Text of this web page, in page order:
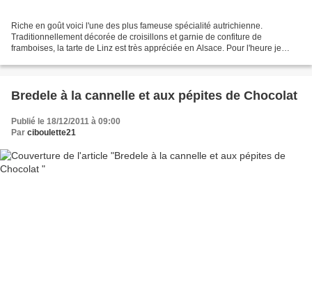
Riche en goût voici l'une des plus fameuse spécialité autrichienne.
Traditionnellement décorée de croisillons et garnie de confiture de
framboises, la tarte de Linz est très appréciée en Alsace. Pour l'heure je
Bredele à la cannelle et aux pépites de Chocolat
Publié le 18/12/2011 à 09:00
Par ciboulette21